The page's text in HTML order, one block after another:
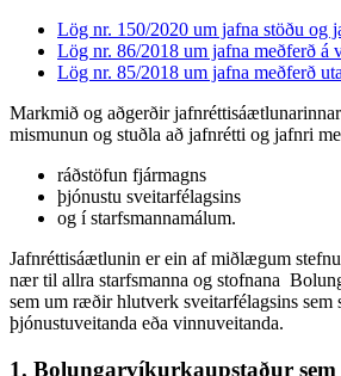
Lög nr. 150/2020 um jafna stöðu og
Lög nr. 86/2018 um jafna meðferð á
Lög nr. 85/2018 um jafna meðferð
Markmið og aðgerðir
mismunun og stuðla að jafnrétti og jafnri
ráðstöfun fjármagns
þjónustu sveitarfélagsins
og í starfsmannamálum.
Jafnréttisáætlunin er ein af miðlægum
nær til allra starfsmanna og stofnana
sem um ræðir hlutverk sveitarfélagsins sem
þjónustuveitanda eða vinnuveitanda.
1. Bolungarvíkurkaupstaður